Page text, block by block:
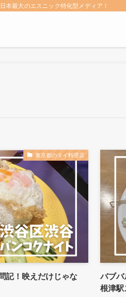
本最大のエスニック特化型メディア！
東京都のタイ料理店
記！映えだけじゃな
バブバ
根津駅